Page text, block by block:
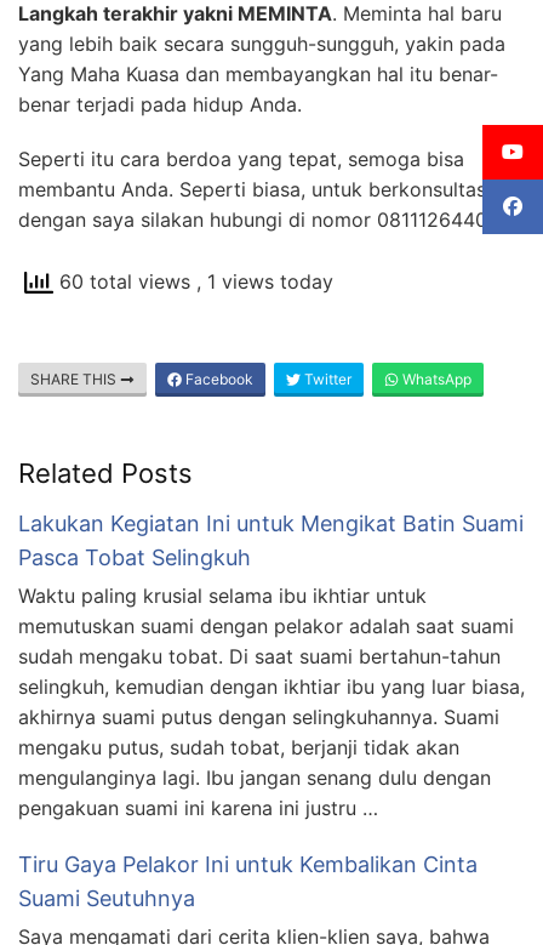
Langkah terakhir yakni MEMINTA. Meminta hal baru
yang lebih baik secara sungguh-sungguh, yakin pada
Yang Maha Kuasa dan membayangkan hal itu benar-
benar terjadi pada hidup Anda.
Seperti itu cara berdoa yang tepat, semoga bisa
membantu Anda. Seperti biasa, untuk berkonsultasi
dengan saya silakan hubungi di nomor 08111264401.
60 total views , 1 views today
SHARE THIS Facebook Twitter WhatsApp
Related Posts
Lakukan Kegiatan Ini untuk Mengikat Batin Suami
Pasca Tobat Selingkuh
Waktu paling krusial selama ibu ikhtiar untuk
memutuskan suami dengan pelakor adalah saat suami
sudah mengaku tobat. Di saat suami bertahun-tahun
selingkuh, kemudian dengan ikhtiar ibu yang luar biasa,
akhirnya suami putus dengan selingkuhannya. Suami
mengaku putus, sudah tobat, berjanji tidak akan
mengulanginya lagi. Ibu jangan senang dulu dengan
pengakuan suami ini karena ini justru …
Tiru Gaya Pelakor Ini untuk Kembalikan Cinta
Suami Seutuhnya
Saya mengamati dari cerita klien-klien saya, bahwa